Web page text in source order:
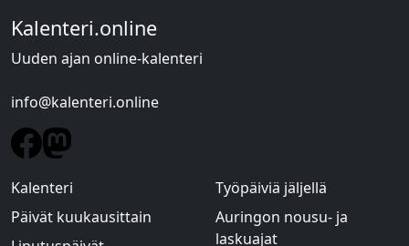
Kalenteri.online
Uuden ajan online-kalenteri
info@kalenteri.online
Kalenteri
Päivät kuukausittain
Työpäiviä jäljellä
Auringon nousu- ja
laskuajat